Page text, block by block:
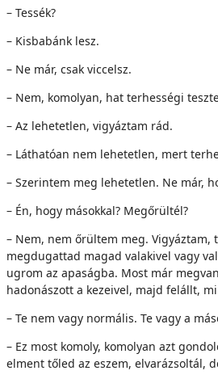
– Tessék?
– Kisbabánk lesz.
– Ne már, csak viccelsz.
– Nem, komolyan, hat terhességi
– Az lehetetlen, vigyáztam rád.
– Láthatóan nem lehetetlen, mert
– Szerintem meg lehetetlen. Ne már,
– Én, hogy másokkal? Megőrültél?
– Nem, nem őrültem meg. Vigyáztam,
megdugattad magad valakivel vagy
ugrom az apaságba. Most már
hadonászott a kezeivel, majd felállt,
– Te nem vagy normális. Te vagy a
– Ez most komoly, komolyan azt
elment tőled az eszem, elvarázsoltál,